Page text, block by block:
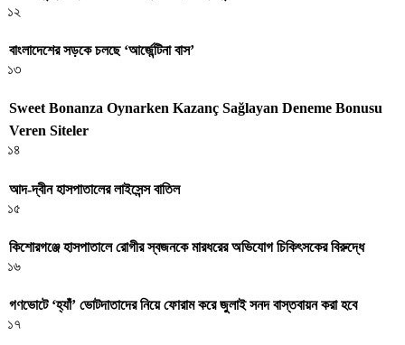
১২
বাংলাদেশের সড়কে চলছে ‘আর্জেন্টিনা বাস’
১৩
Sweet Bonanza Oynarken Kazanç Sağlayan Deneme Bonusu
Veren Siteler
১৪
আদ-দ্বীন হাসপাতালের লাইসেন্স বাতিল
১৫
কিশোরগঞ্জে হাসপাতালে রোগীর স্বজনকে মারধরের অভিযোগ চিকিৎসকের বিরুদ্ধে
১৬
গণভোটে ‘হ্যাঁ’ ভোটদাতাদের নিয়ে ফোরাম করে জুলাই সনদ বাস্তবায়ন করা হবে
১৭